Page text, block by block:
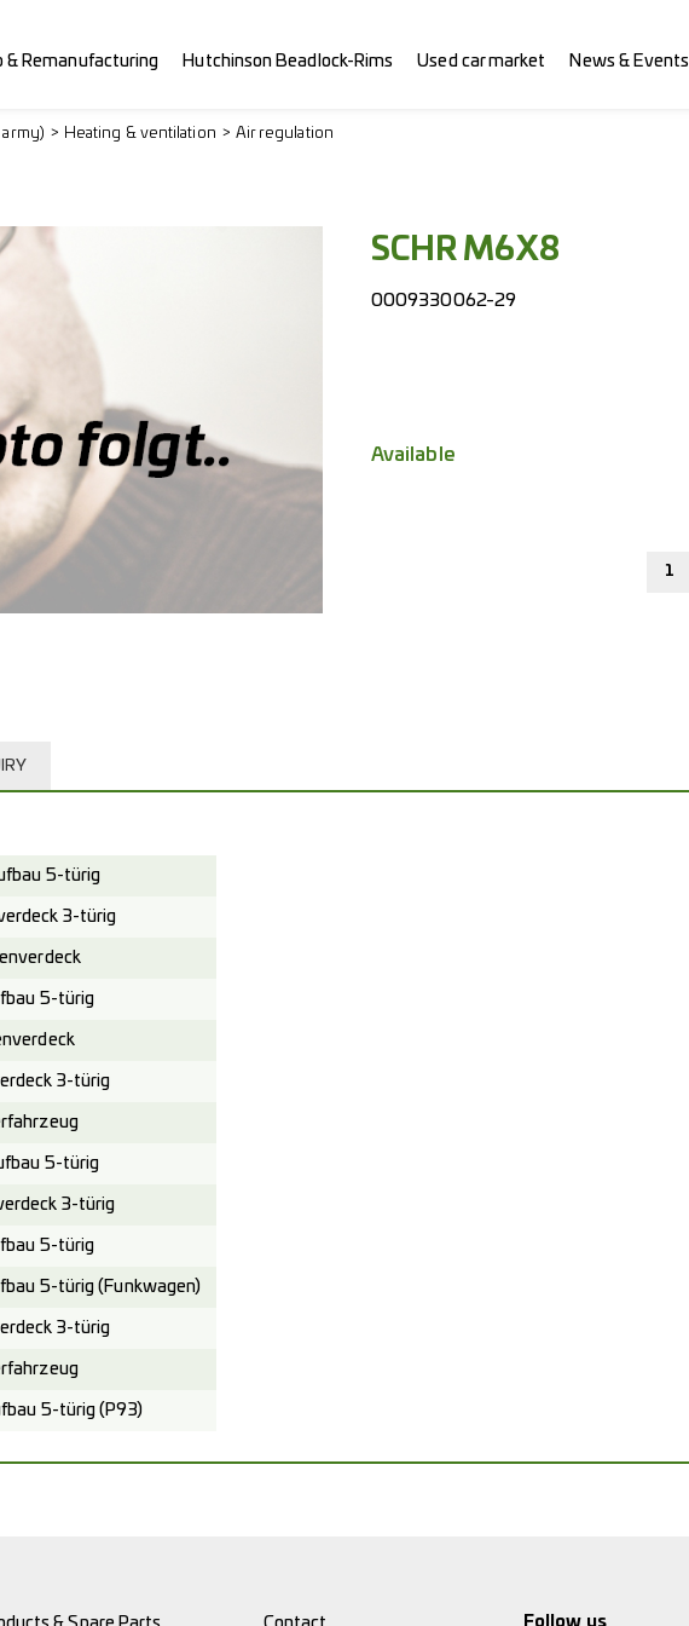
& Remanufacturing Hutchinson Beadlock-Rims Used car market News & Events
army) Heating & ventilation Air regulation
SCHR M6X8
0009330062-29
Available
5-türig
3-türig
5-türig
3-türig
5-türig
3-türig
5-türig
5-türig (Funkwagen)
3-türig
5-türig (P93)
Follow us